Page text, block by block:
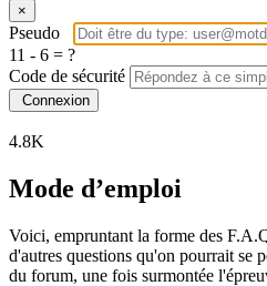
×
Pseudo
11 - 6 = ?
Code de sécurité
Connexion
4.8K
Mode d’emploi
Voici, empruntant la forme des
d'autres questions qu'on pourrait se
du forum, une fois surmontée